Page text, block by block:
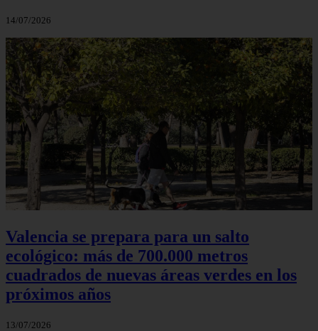
14/07/2026
Valencia se prepara para un salto
ecológico: más de 700.000 metros
cuadrados de nuevas áreas verdes en los
próximos años
13/07/2026